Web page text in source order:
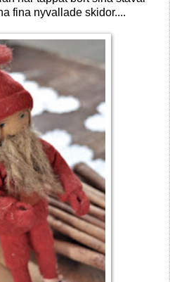
fina nyvallade skidor....